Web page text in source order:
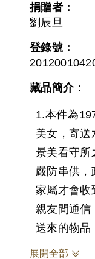
捐贈者：
劉辰旦
登錄號：
藏品簡介：
1.本件為
美女，寄送
景美看守所
嚴防串供，
家屬才會收
親友間通信
送來的物品
展開全部